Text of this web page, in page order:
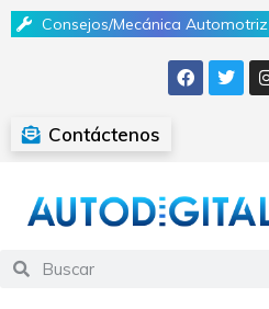
Consejos/Mecánica Automotriz
Contáctenos